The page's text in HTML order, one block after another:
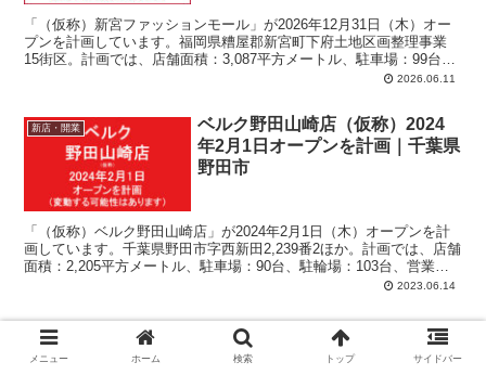
「（仮称）新宮ファッションモール」が2026年12月31日（木）オー
プンを計画しています。福岡県糟屋郡新宮町下府土地区画整理事業
15街区。計画では、店舗面積：3,087平方メートル、駐車場：99台、
2026.06.11
新店・開業
ベルク野田山崎店（仮称）2024
年2月1日オープンを計画｜千葉県
野田市
「（仮称）ベルク野田山崎店」が2024年2月1日（木）オープンを計
画しています。千葉県野田市字西新田2,239番2ほか。計画では、店舗
面積：2,205平方メートル、駐車場：90台、駐輪場：103台、営業時
2023.06.14
新店・開業
ユニー×ドン・キホーテ ダブルネ
ーム業態転換 2019年夏季 6店一
メニュー ホーム 検索 トップ サイドバー